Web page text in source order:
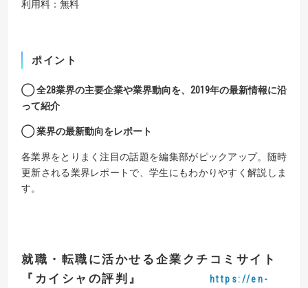
利用料：無料
ポイント
◯全28業界の主要企業や業界動向を、 2019年の最新情報に沿
って紹介
◯ 業界の最新動向をレポート
各業界をとりまく注目の話題を編集部がピックアップ。随時
更新される業界レポートで、学生にもわかりやすく解説しま
す。
就職・転職に活かせる企業 クチコミサイト
『 カイシャの評判 』
https://en-